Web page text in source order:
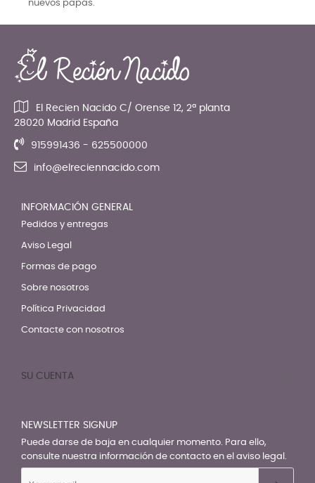
nuevos papás.
El Recien Nacido C/ Orense 12, 2ª planta
28020 Madrid España
915991436 - 625500000
info@elreciennacido.com
INFORMACIÓN GENERAL
Pedidos y entregas
Aviso Legal
Formas de pago
Sobre nosotros
Política Privacidad
Contacte con nosotros
SU CUENTA
NEWSLETTER SIGNUP
Puede darse de baja en cualquier momento. Para ello,
consulte nuestra información de contacto en el aviso legal.